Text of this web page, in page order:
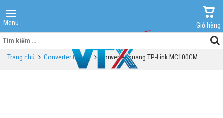
Menu
Giỏ hàng
Tìm
kiếm
cho:Trang chủ Converter Quang Converter quang TP-Link MC100CM